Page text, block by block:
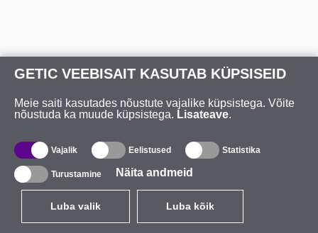
GETIC VEEBISAIT KASUTAB KÜPSISEID
Meie saiti kasutades nõustute vajalike küpsistega. Võite
nõustuda ka muude küpsistega. Lisateave.
Vajalik Eelistused Statistika
Turustamine Näita andmeid
Luba valik Luba kõik